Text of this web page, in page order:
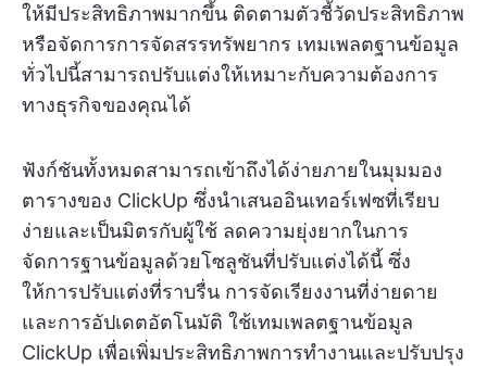
ให้มีประสิทธิภาพมากขึ้น ติดตามตัวชี้วัดประสิทธิภาพ
หรือจัดการการจัดสรรทรัพยากร เทมเพลตฐานข้อมูล
ทั่วไปนี้สามารถปรับแต่งให้เหมาะกับความต้องการ
ทางธุรกิจของคุณได้
ฟังก์ชันทั้งหมดสามารถเข้าถึงได้ง่ายภายในมุมมอง
ตารางของ ClickUp ซึ่งนำเสนออินเทอร์เฟซที่เรียบ
ง่ายและเป็นมิตรกับผู้ใช้ ลดความยุ่งยากในการ
จัดการฐานข้อมูลด้วยโซลูชันที่ปรับแต่งได้นี้ ซึ่ง
ให้การปรับแต่งที่ราบรื่น การจัดเรียงงานที่ง่ายดาย
และการอัปเดตอัตโนมัติ ใช้เทมเพลตฐานข้อมูล
ClickUp เพื่อเพิ่มประสิทธิภาพการทำงานและปรับปรุง